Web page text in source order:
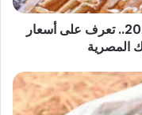
سعر الدولار واليورو اليوم 10-10-2025.. تعرف على أسعار
المصرية